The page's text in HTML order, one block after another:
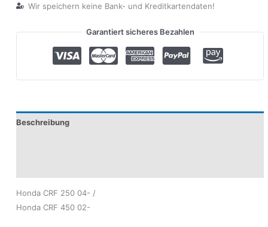
Wir speichern keine Bank- und Kreditkartendaten!
Garantiert sicheres Bezahlen
Beschreibung
Honda CRF 250 04- /
Honda CRF 450 02-